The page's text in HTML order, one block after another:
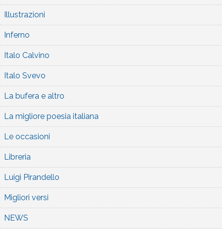
Illustrazioni
Inferno
Italo Calvino
Italo Svevo
La bufera e altro
La migliore poesia italiana
Le occasioni
Libreria
Luigi Pirandello
Migliori versi
NEWS